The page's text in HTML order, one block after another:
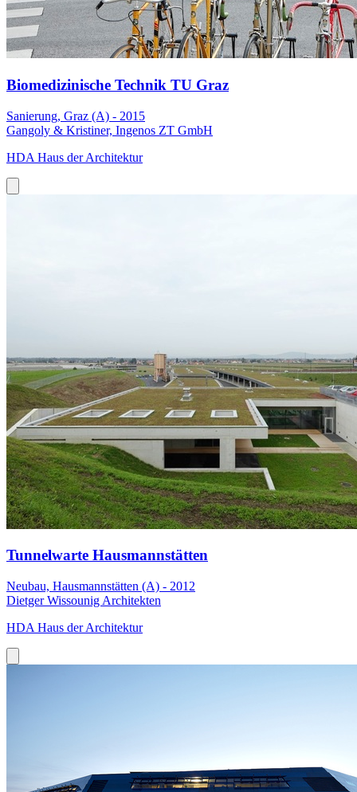
Biomedizinische Technik TU Graz
Sanierung, Graz (A) - 2015
Gangoly & Kristiner, Ingenos ZT GmbH
HDA Haus der Architektur
Tunnelwarte Hausmannstätten
Neubau, Hausmannstätten (A) - 2012
Dietger Wissounig Architekten
HDA Haus der Architektur